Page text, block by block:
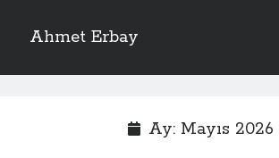
Ahmet Erbay
Yan
AĞLAMAYIN BOŞUNA
Ay: Mayıs 2026